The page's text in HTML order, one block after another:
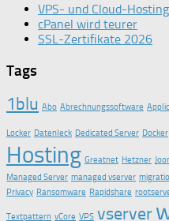
VPS- und Cloud-
cPanel wird teurer
SSL-Zertifikate 2026
Tags
1blu Abo Abrechnungssoftware
Locker Datenleck Dedicated Server Docker
Hosting Greatnet Hetzner
Managed Server managed vserver
Privacy Ransomware Rapidshare
Textpattern vCore VPS vserver